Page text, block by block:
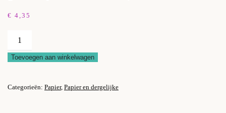
€ 4,35
Lokta
paper
met
print
Toevoegen aan winkelwagen
Categorieën: Papier, Papier en dergelijke